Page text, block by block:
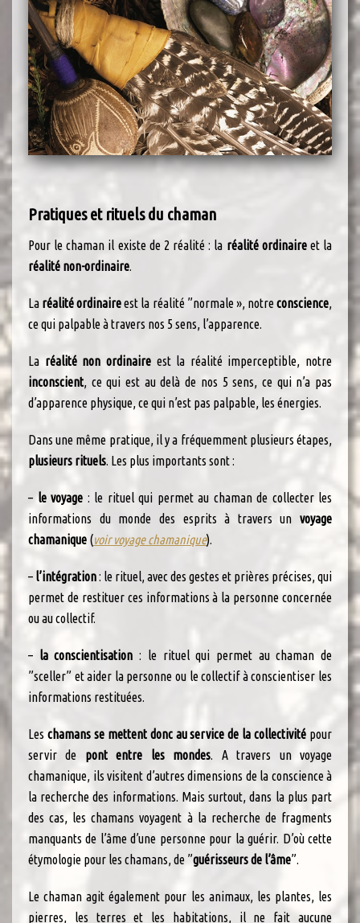
Pratiques et rituels du chaman
Pour le chaman il existe de 2 réalité : la réalité ordinaireet la
réalité non-ordinaire.
La réalité ordinaireest la réalité ”normale », notreconscience,
ce qui palpable à travers nos 5 sens, l’apparence.
La réalité non ordinaireest la réalité imperceptible, notre
inconscient, ce qui est au delà de nos 5 sens, ce qui n’a pas
d’apparence physique, ce qui n’est pas palpable, les énergies.
Dans une même pratique, il y a fréquemment plusieurs étapes,
plusieurs rituels. Les plus importants sont :
– le voyage : le rituel qui permet au chaman de collecter les
informations du monde des esprits à travers un voyage
chamanique (voir voyage chamanique).
– l’intégration: le rituel, avec des gestes et prières précises, qui
permet de restituer ces informations à la personne concernée
ou au collectif.
– la conscientisation : le rituel qui permet au chaman de
”sceller” et aider la personne ou le collectif à conscientiser les
informations restituées.
Les chamans se mettent donc au service de la collectivité pour
servir de pont entre les mondes. A travers un voyage
chamanique, ils visitent d’autres dimensions de la conscience à
la recherche des informations. Mais surtout, dans la plus part
des cas, les chamans voyagent à la recherche de fragments
manquants de l’âme d’une personne pour la guérir. D’où cette
étymologie pour les chamans, de ”guérisseurs de l’âme”.
Le chaman agit également pour les animaux, les plantes, les
pierres, les terres et les habitations, il ne fait aucune